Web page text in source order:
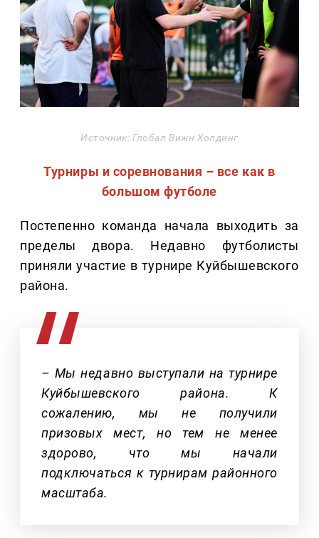
Источник: Глобал Вижн Холдинг
Турниры и соревнования – все как в
большом футболе
Постепенно команда начала выходить за
пределы двора. Недавно футболисты
приняли участие в турнире Куйбышевского
района.
– Мы недавно выступали на турнире
Куйбышевского района. К
сожалению, мы не получили
призовых мест, но тем не менее
здорово, что мы начали
подключаться к турнирам районного
масштаба.